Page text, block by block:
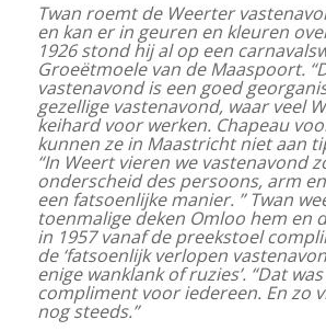
Twan roemt de Weerter
en kan er in geuren en kleuren
1926 stond hij al op een
Groeëtmoele van de Maaspoort.
vastenavond is een goed
gezellige vastenavond, waar veel
keihard voor werken. Chapeau
kunnen ze in Maastricht niet aan
“In Weert vieren we vastenavond
onderscheid des persoons, arm
een fatsoenlijke manier. ” Twan
toenmalige deken Omloo hem en
in 1957 vanaf de preekstoel
de ‘fatsoenlijk verlopen
enige wanklank of ruzies’. “Dat
compliment voor iedereen. En zo
nog steeds.”